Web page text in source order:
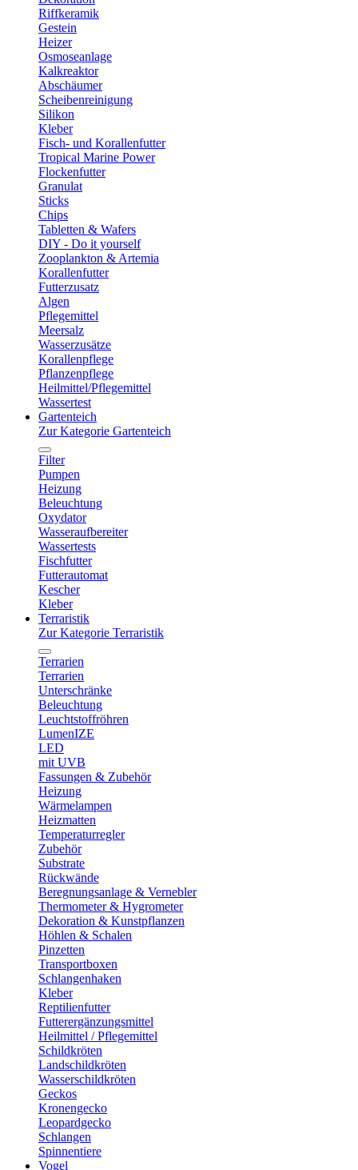
Riffkeramik
Gestein
Heizer
Osmoseanlage
Kalkreaktor
Abschäumer
Scheibenreinigung
Silikon
Kleber
Fisch- und Korallenfutter
Tropical Marine Power
Flockenfutter
Granulat
Sticks
Chips
Tabletten & Wafers
DIY - Do it yourself
Zooplankton & Artemia
Korallenfutter
Futterzusatz
Algen
Pflegemittel
Meersalz
Wasserzusätze
Korallenpflege
Pflanzenpflege
Heilmittel/Pflegemittel
Wassertest
Gartenteich
Zur Kategorie Gartenteich
Filter
Pumpen
Heizung
Beleuchtung
Oxydator
Wasseraufbereiter
Wassertests
Fischfutter
Futterautomat
Kescher
Kleber
Terraristik
Zur Kategorie Terraristik
Terrarien
Terrarien
Unterschränke
Beleuchtung
Leuchtstoffröhren
LumenIZE
LED
mit UVB
Fassungen & Zubehör
Heizung
Wärmelampen
Heizmatten
Temperaturregler
Zubehör
Substrate
Rückwände
Beregnungsanlage & Vernebler
Thermometer & Hygrometer
Dekoration & Kunstpflanzen
Höhlen & Schalen
Pinzetten
Transportboxen
Schlangenhaken
Kleber
Reptilienfutter
Futterergänzungsmittel
Heilmittel / Pflegemittel
Schildkröten
Landschildkröten
Wasserschildkröten
Geckos
Kronengecko
Leopardgecko
Schlangen
Spinnentiere
Vogel